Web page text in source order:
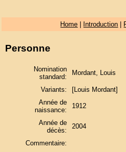
Home Introduction
Personne
Nomination
standard:
Mordant, Louis
Variants:
[Louis Mordant]
Année de
naissance:
1912
Année de
décès:
2004
Commentaire: